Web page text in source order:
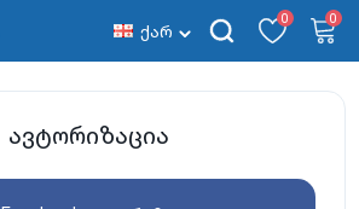
ქარ
0 0
ავტორიზაცია